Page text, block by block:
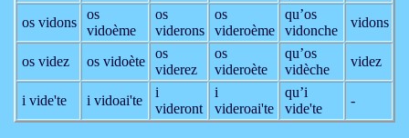
os vidons
os
vidoème
os
viderons
os
videroème
qu’os
vidonche
vidons
os videz os vidoète
os
viderez
os
videroète
qu’os
vidèche
videz
i vide'te i vidoai'te
i
videront
i
videroai'te
qu’i
vide'te
-